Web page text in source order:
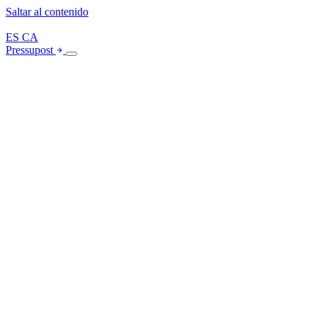
Saltar al contenido
ES CA
Pressupost